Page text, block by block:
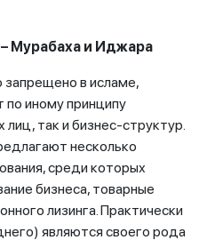
Мурабаха и Иджара
в исламе,
по иному принципу
лиц, так и бизнес-структур.
несколько
среди которых
бизнеса, товарные
лизинга. Практически
являются своего рода